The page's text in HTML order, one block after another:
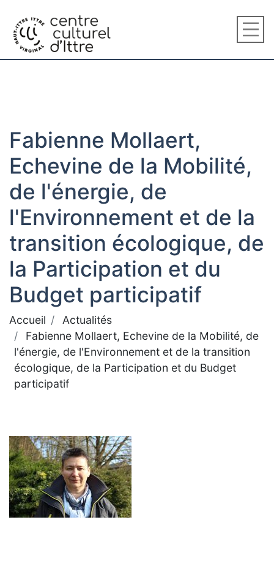
Fabienne Mollaert,
Echevine de la Mobilité,
de l'énergie, de
l'Environnement et de la
transition écologique, de
la Participation et du
Budget participatif
Accueil
Actualités
Fabienne Mollaert, Echevine de la Mobilité, de
l'énergie, de l'Environnement et de la transition
écologique, de la Participation et du Budget
participatif